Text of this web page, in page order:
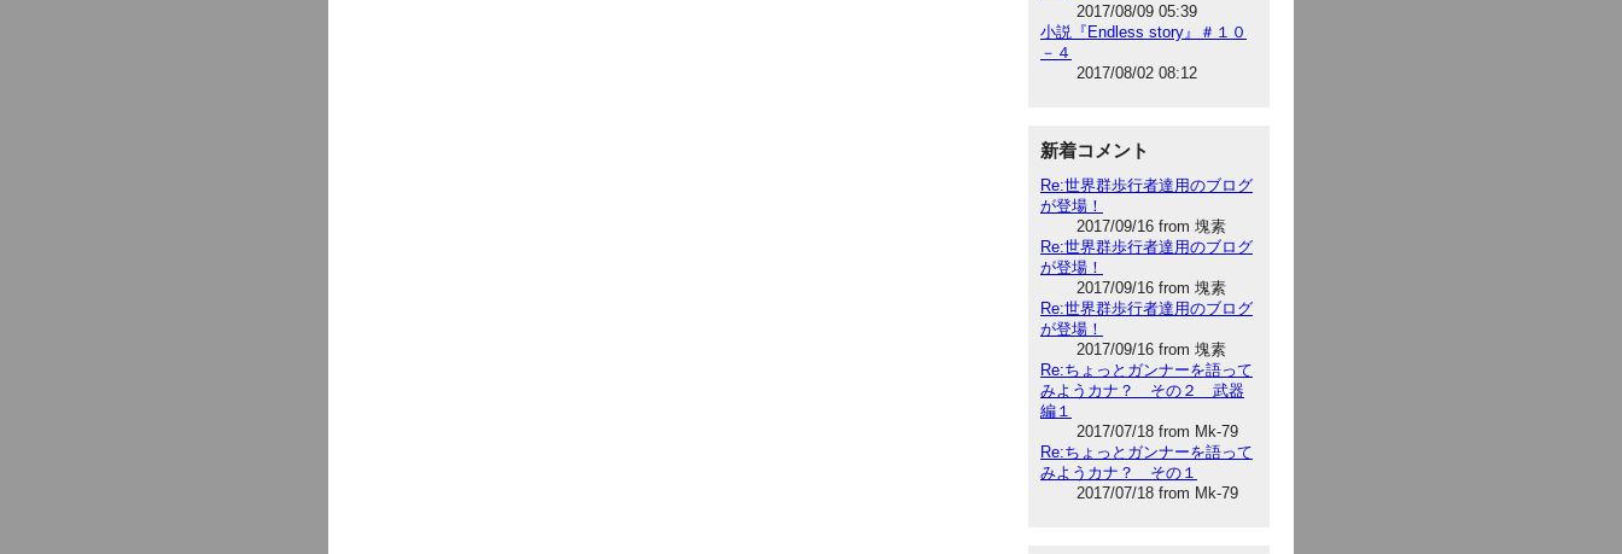
2017/08/09 05:39
小説『Endless story』＃１０
－４
2017/08/02 08:12
新着コメント
Re:世界群歩行者達用のブログ
が登場！
2017/09/16 from 塊素
Re:世界群歩行者達用のブログ
が登場！
2017/09/16 from 塊素
Re:世界群歩行者達用のブログ
が登場！
2017/09/16 from 塊素
Re:ちょっとガンナーを語って
みようカナ？ その２ 武器
編１
2017/07/18 from Mk-79
Re:ちょっとガンナーを語って
みようカナ？ その１
2017/07/18 from Mk-79